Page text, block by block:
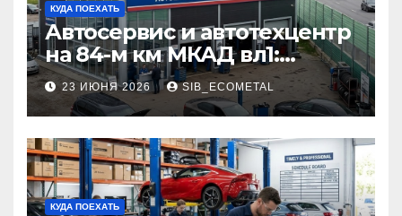
КУДА ПОЕХАТЬ
Автосервис и автотехцентр
на 84-м км МКАД вл1:
описание услуг и режим
работы
23 ИЮНЯ 2026 SIB_ECOMETAL
КУДА ПОЕХАТЬ